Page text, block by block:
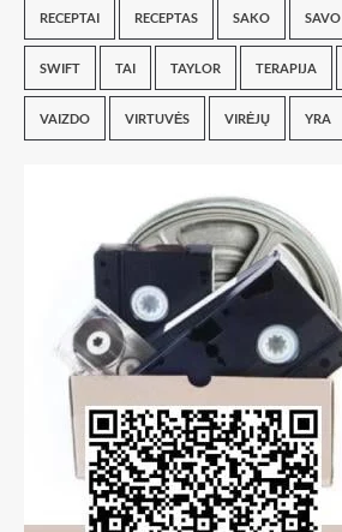
RECEPTAI RECEPTAS SAKO SAVO
SWIFT TAI TAYLOR TERAPIJA
VAIZDO VIRTUVĖS VIRĖJŲ YRA